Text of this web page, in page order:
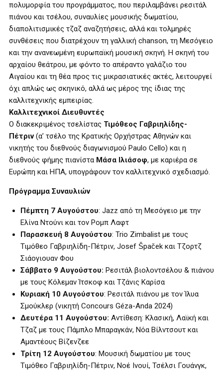
πολυμορφία του προγράμματος, που περιλαμβάνει ρεσιτάλ
πιάνου και τσέλου, συναυλίες μουσικής δωματίου,
διαπολιτισμικές τζαζ αναζητήσεις, αλλά και τολμηρές
συνθέσεις που διατρέχουν τη γαλλική chanson, τη Μεσόγειο
και την ανανεωμένη ευρωπαϊκή μουσική σκηνή. Η σκηνή του
αρχαίου θεάτρου, με φόντο το απέραντο γαλάζιο του
Αιγαίου και τη θέα προς τις μικρασιατικές ακτές, λειτουργεί
όχι απλώς ως σκηνικό, αλλά ως μέρος της ίδιας της
καλλιτεχνικής εμπειρίας.
Καλλιτεχνικοί Διευθυντές
Ο διακεκριμένος τσελίστας Τιμόθεος Γαβριηλίδης-
Πέτριν(α’ τσέλο της Κρατικής Ορχήστρας Αθηνών και
νικητής του διεθνούς διαγωνισμού Paulo Cello) και η
διεθνούς φήμης πιανίστα Μάσα Ιλιάσοφ, με καριέρα σε
Ευρώπη και ΗΠΑ, υπογράφουν τον καλλιτεχνικό σχεδιασμό.
Πρόγραμμα Συναυλιών
Πέμπτη 7 Αυγούστου: Jazz από τη Μεσόγειο με την
Ελίνα Ντούνι και τον Ρομπ Λαφτ
Παρασκευή 8 Αυγούστου: Trio Zimbalist με τους
Τιμόθεο Γαβριηλίδη-Πέτριν, Josef Špaček και Τζορτζ
Σιάογιουαν Φου
Σάββατο 9 Αυγούστου: Ρεσιτάλ βιολοντσέλου & πιάνου
με τους Κόλεμαν Ίτσκοφ και Τζάνις Καρίσα
Κυριακή 10 Αυγούστου: Ρεσιτάλ πιάνου με τον Ίλυα
Σμούκλερ (νικητή Concours Géza-Anda 2024)
Δευτέρα 11 Αυγούστου: Αντίθεση: Κλασική, Λαϊκή και
Τζαζ με τους Πάμπλο Μπαραγκάν, Νόα Βίλντσουτ και
Αμαντέους Βίζενζεε
Τρίτη 12 Αυγούστου: Μουσική δωματίου με τους
Τιμόθεο Γαβριηλίδη-Πέτριν, Νοέ Ινουί, Τσέλσι Γουάνγκ,